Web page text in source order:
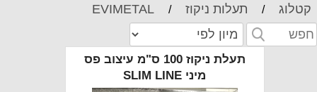
קטלוג / תעלות ניקוז /
EVIMETAL
תעלת ניקוז 100 ס"מ עיצוב פס
מיני SLIM LINE